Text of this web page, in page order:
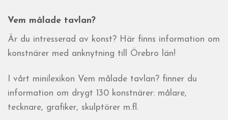
Vem målade tavlan?
Är du intresserad av konst? Här finns information om
konstnärer med anknytning till Örebro län!
I vårt minilexikon Vem målade tavlan? finner du
information om drygt 130 konstnärer: målare,
tecknare, grafiker, skulptörer m.fl.